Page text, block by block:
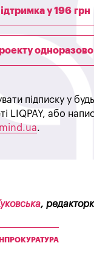
у 196 грн
одноразово
підписку у
LIQPAY, або
.
,